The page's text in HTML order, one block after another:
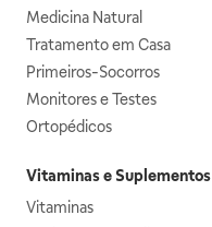
Medicina Natural
Tratamento em Casa
Primeiros-Socorros
Monitores e Testes
Ortopédicos
Vitaminas e Suplementos
Vitaminas